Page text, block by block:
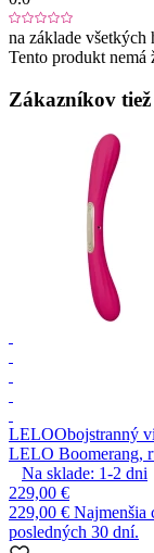
na základe všetkých
Tento produkt nemá
Zákazníkov tiež
LELOObojstranný
LELO Boomerang,
Na sklade: 1-2 dni
229,00 €
229,00 € Najmenšia
posledných 30 dní.